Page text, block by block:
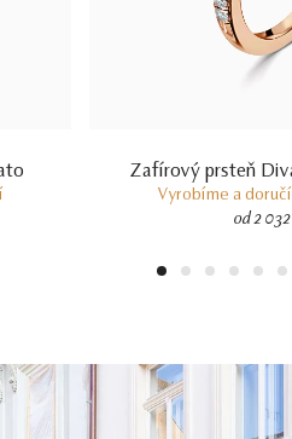
Zafírový prsteň
Vyrobíme a
od 2
1 2 3 4 5 6